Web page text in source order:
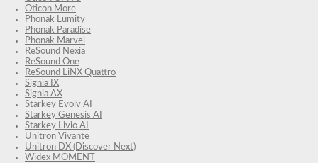
Oticon More
Phonak Lumity
Phonak Paradise
Phonak Marvel
ReSound Nexia
ReSound One
ReSound LiNX Quattro
Signia IX
Signia AX
Starkey Evolv AI
Starkey Genesis AI
Starkey Livio AI
Unitron Vivante
Unitron DX (Discover Next)
Widex MOMENT